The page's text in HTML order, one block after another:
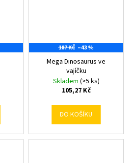
187 KČ –43 %
Mega Dinosaurus ve
vajíčku
Skladem (>5 ks)
105,27 Kč
DO KOŠÍKU